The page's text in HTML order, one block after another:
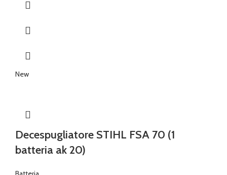
New
Decespugliatore STIHL FSA 70 (1
batteria ak 20)